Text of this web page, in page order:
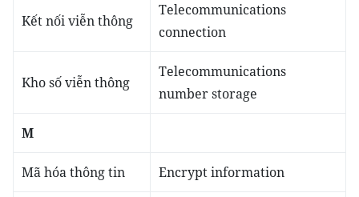
Kết nối viễn thông
Telecommunications
connection
Kho số viễn thông
Telecommunications
number storage
M
Mã hóa thông tin Encrypt information